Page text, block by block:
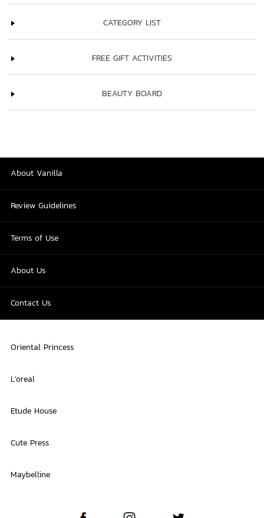
CATEGORY LIST
FREE GIFT ACTIVITIES
BEAUTY BOARD
About Vanilla
Review Guidelines
Terms of Use
About Us
Contact Us
Oriental Princess
L'oreal
Etude House
Cute Press
Maybelline